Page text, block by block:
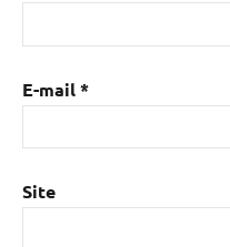
E-mail*
Site